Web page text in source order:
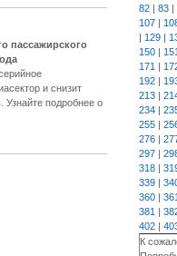
пассажирского
и снизит
Узнайте подробнее о
82 | 83 |
107 |
| 129 |
150 |
171 |
192 |
213 |
234 |
255 |
276 |
297 |
318 |
339 |
360 |
381 |
402 |
К